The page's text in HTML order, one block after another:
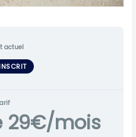
actuel
29€/mois